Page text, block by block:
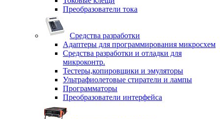
Преобразователи тока
Средства разработки
Адаптеры для программирования микросхем
Средства разработки и отладки для
микроконтр.
Тестеры,копировщики и эмуляторы
Ультрафиолетовые стиратели и лампы
Программаторы
Преобразователи интерфейса